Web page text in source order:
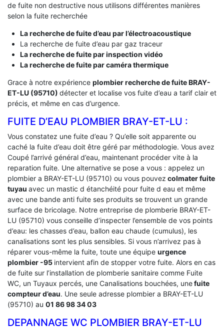
de fuite non destructive nous utilisons différentes manières
selon la fuite recherchée
La recherche de fuite d’eau par l’électroacoustique
La recherche de fuite d’eau par gaz traceur
La recherche de fuite par inspection vidéo
La recherche de fuite par caméra thermique
Grace à notre expérience plombier recherche de fuite BRAY-
ET-LU (95710) détecter et localise vos fuite d’eau a tarif clair et
précis, et même en cas d’urgence.
FUITE D’EAU PLOMBIER BRAY-ET-LU :
Vous constatez une fuite d’eau ? Qu’elle soit apparente ou
caché la fuite d’eau doit être géré par méthodologie. Vous avez
Coupé l’arrivé général d’eau, maintenant procéder vite à la
reparation fuite. Une alternative se pose a vous : appelez un
plombier a BRAY-ET-LU (95710) ou vous pouvez colmater fuite
tuyau avec un mastic d étanchéité pour fuite d eau et même
avec une bande anti fuite ses produits se trouvent un grande
surface de bricolage. Notre entreprise de plomberie BRAY-ET-
LU (95710) vous conseille d’inspecter l’ensemble de vos points
d’eau: les chasses d’eau, ballon eau chaude (cumulus), les
canalisations sont les plus sensibles. Si vous n’arrivez pas à
réparer vous-même la fuite, toute une équipe urgence
plombier -95 intervient afin de stopper votre fuite. Alors en cas
de fuite sur l’installation de plomberie sanitaire comme Fuite
WC, un Tuyaux percés, une Canalisations bouchées, unefuite
compteur d’eau. Une seule adresse plombier a BRAY-ET-LU
(95710) au 01 86 98 34 03
DEPANNAGE WC PLOMBIER BRAY-ET-LU